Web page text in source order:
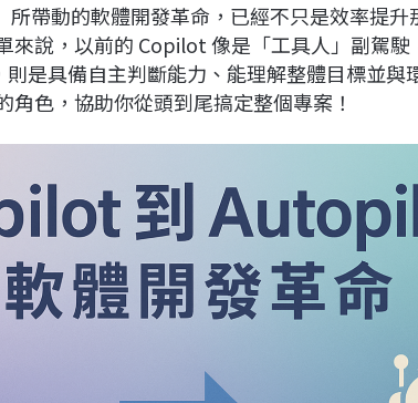
所帶動的軟體開發革命，已經不只是效率提
來說，以前的 Copilot 像是「工具人」副駕
是具備自主判斷能力、能理解整體目標並與
角色，協助你從頭到尾搞定整個專案！